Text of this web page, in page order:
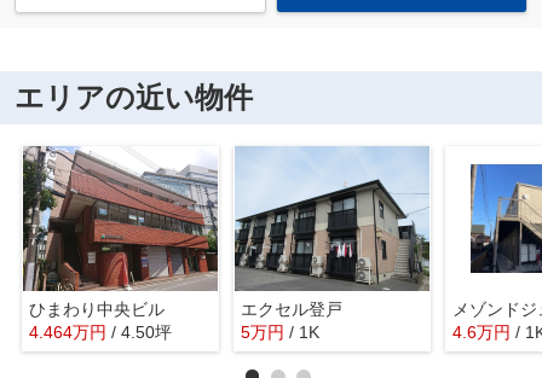
エリアの近い物件
ひまわり中央ビル
4.464万円 / 4.50坪
エクセル登戸
5万円 / 1K 4.6万円 /